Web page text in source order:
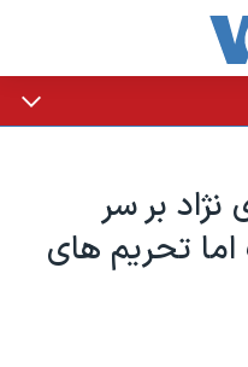
نژاد بر سر
اما تحريم های